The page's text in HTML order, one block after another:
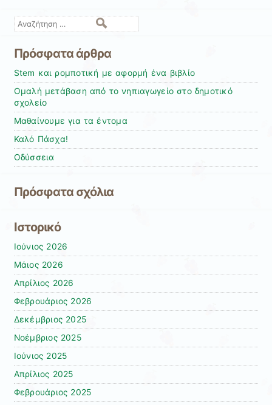
Αναζήτηση
Πρόσφατα άρθρα
Stem και ρομποτική με αφορμή ένα βιβλίο
Ομαλή μετάβαση από το νηπιαγωγείο στο δημοτικό
σχολείο
Μαθαίνουμε για τα έντομα
Καλό Πάσχα!
Οδύσσεια
Πρόσφατα σχόλια
Ιστορικό
Ιούνιος 2026
Μάιος 2026
Απρίλιος 2026
Φεβρουάριος 2026
Δεκέμβριος 2025
Νοέμβριος 2025
Ιούνιος 2025
Απρίλιος 2025
Φεβρουάριος 2025